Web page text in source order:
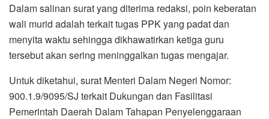
Dalam salinan surat yang diterima redaksi, poin keberatan
wali murid adalah terkait tugas PPK yang padat dan
menyita waktu sehingga dikhawatirkan ketiga guru
tersebut akan sering meninggalkan tugas mengajar.
Untuk diketahui, surat Menteri Dalam Negeri Nomor:
900.1.9/9095/SJ terkait Dukungan dan Fasilitasi
Pemerintah Daerah Dalam Tahapan Penyelenggaraan